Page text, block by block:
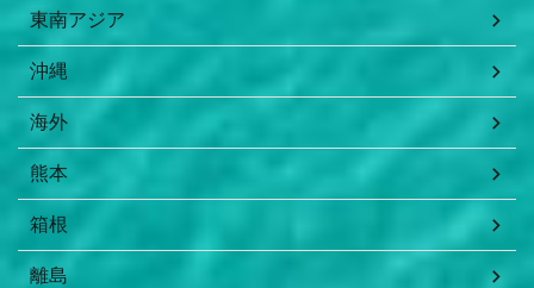
東南アジア
沖縄
海外
熊本
箱根
離島